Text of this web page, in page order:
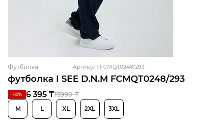
футболка I SEE D.N.M FCMQT0248/293
Футболка Артикул: FCMQT0248/293
15990 ₸
6 395 ₸
-60%
M L XL 2XL 3XL